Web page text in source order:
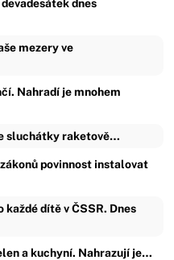
dnes
mezery ve
Nahradí je mnohem
sluchátky raketově…
povinnost instalovat
dítě v ČSSR. Dnes
a kuchyní. Nahrazují je…